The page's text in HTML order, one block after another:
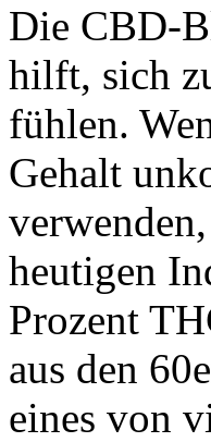
Die CBD-
hilft, sich
fühlen.
Gehalt
heutigen
Prozent
aus den
eines von